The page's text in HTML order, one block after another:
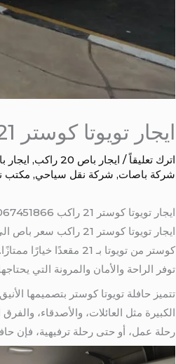
ايجار تويوتا كوستر 21 راكب
اترك تعليقاً / ايجار باص 20 راكب , ايجار باص
شركة باصات, شركة نقل سياحي, مكتب
ايجار تويوتا كوستر 21 راكب 01067451866
ايجار تويوتا كوستر
كوستر من تويوتا بـ
توفر الراحة والأمان والمرونة التي
الكبيرة مثل العائلات، والأصدقاء،
رحلة عمل، أو حتى رحلة ترفيهية، فإن